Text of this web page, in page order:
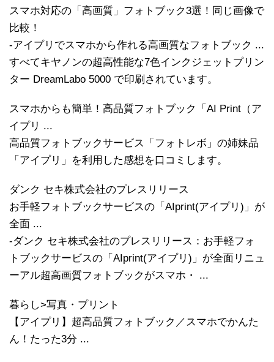
スマホ対応の「高画質」フォトブック3選！同じ画像で
比較！
-アイプリでスマホから作れる高画質なフォトブック ...
すべてキヤノンの超高性能な7色インクジェットプリン
ター DreamLabo 5000 で印刷されています。
スマホからも簡単！高品質フォトブック「AI Print（ア
イプリ ...
高品質フォトブックサービス「フォトレボ」の姉妹品
「アイプリ」を利用した感想を口コミします。
ダンク セキ株式会社のプレスリリース
お手軽フォトブックサービスの「AIprint(アイプリ)」が
全面 ...
-ダンク セキ株式会社のプレスリリース：お手軽フォ
トブックサービスの「AIprint(アイプリ)」が全面リニュ
ーアル超高画質フォトブックがスマホ・ ...
暮らし>写真・プリント
【アイプリ】超高品質フォトブック／スマホでかんた
ん！たった3分 ...